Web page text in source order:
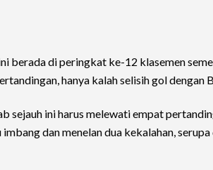
berada di peringkat ke-12 klasemen
hanya kalah selisih gol dengan
sejauh ini harus melewati empat
imbang dan menelan dua kekalahan,